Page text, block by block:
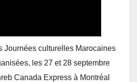
Journées culturelles Marocaines
les 27 et 28 septembre
Canada Express à Montréal